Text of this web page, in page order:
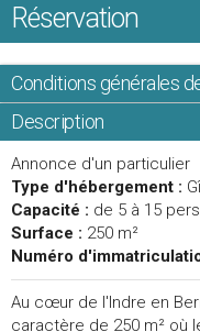
Réservation
Conditions générales
Description
Annonce d'un particulier
Type d'hébergement :
Capacité : de 5 à 15
Surface : 250 m²
Numéro
Au cœur de l'Indre en
caractère de 250 m² où